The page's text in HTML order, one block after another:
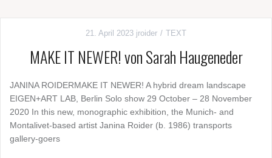
21. April 2023 jroider TEXT
MAKE IT NEWER! von Sarah Haugeneder
JANINA ROIDERMAKE IT NEWER! A hybrid dream landscape
EIGEN+ART LAB, Berlin Solo show 29 October – 28 November
2020 In this new, monographic exhibition, the Munich- and
Montalivet-based artist Janina Roider (b. 1986) transports
gallery-goers